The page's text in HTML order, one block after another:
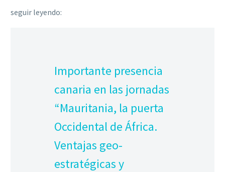
seguir leyendo:
Importante presencia
canaria en las jornadas
“Mauritania, la puerta
Occidental de África.
Ventajas geo-
estratégicas y